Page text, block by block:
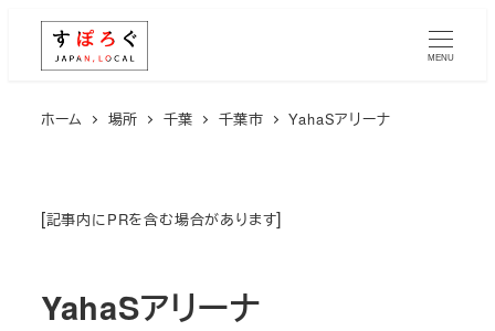
MENU
ホーム 場所 千葉 千葉市 YahaSアリーナ
[記事内にPRを含む場合があります]
YahaSアリーナ